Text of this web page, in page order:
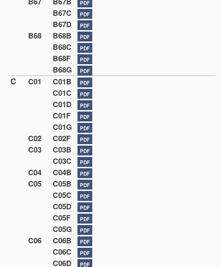
PDF
B67C PDF
B67D PDF
B68 B68B PDF
B68C PDF
B68F PDF
B68G PDF
C C01 C01B PDF
C01C PDF
C01D PDF
C01F PDF
C01G PDF
C02 C02F PDF
C03 C03B PDF
C03C PDF
C04 C04B PDF
C05 C05B PDF
C05C PDF
C05D PDF
C05F PDF
C05G PDF
C06 C06B PDF
C06C PDF
C06D PDF